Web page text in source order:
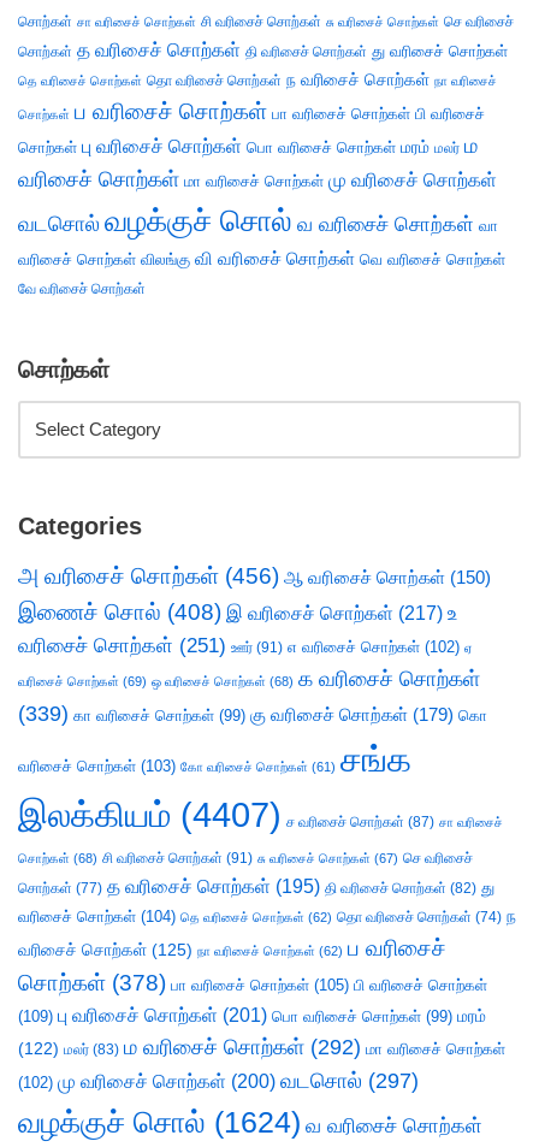
சொற்கள் சா வரிசைச் சொற்கள் சி வரிசைச் சொற்கள் சு வரிசைச் சொற்கள் செ வரிசைச்
சொற்கள் த வரிசைச் சொற்கள் தி வரிசைச் சொற்கள் து வரிசைச் சொற்கள்
தெ வரிசைச் சொற்கள் தொ வரிசைச் சொற்கள் ந வரிசைச் சொற்கள் நா வரிசைச்
சொற்கள் ப வரிசைச் சொற்கள் பா வரிசைச் சொற்கள் பி வரிசைச்
சொற்கள் பு வரிசைச் சொற்கள் பொ வரிசைச் சொற்கள் மரம் மலர் ம
வரிசைச் சொற்கள் மா வரிசைச் சொற்கள் மு வரிசைச் சொற்கள்
வடசொல் வழக்குச் சொல் வ வரிசைச் சொற்கள் வா
வரிசைச் சொற்கள் விலங்கு வி வரிசைச் சொற்கள் வெ வரிசைச் சொற்கள்
வே வரிசைச் சொற்கள்
சொற்கள்
Categories
அ வரிசைச் சொற்கள் (456) ஆ வரிசைச் சொற்கள் (150)
இணைச் சொல் (408) இ வரிசைச் சொற்கள் (217) உ
வரிசைச் சொற்கள் (251) ஊர் (91) எ வரிசைச் சொற்கள் (102) ஏ
வரிசைச் சொற்கள் (69) ஒ வரிசைச் சொற்கள் (68) க வரிசைச் சொற்கள்
(339) கா வரிசைச் சொற்கள் (99) கு வரிசைச் சொற்கள் (179) கொ
வரிசைச் சொற்கள் (103) கோ வரிசைச் சொற்கள் (61) சங்க
இலக்கியம் (4407) ச வரிசைச் சொற்கள் (87) சா வரிசைச்
சொற்கள் (68) சி வரிசைச் சொற்கள் (91) சு வரிசைச் சொற்கள் (67) செ வரிசைச்
சொற்கள் (77) த வரிசைச் சொற்கள் (195) தி வரிசைச் சொற்கள் (82) து
வரிசைச் சொற்கள் (104) தெ வரிசைச் சொற்கள் (62) தொ வரிசைச் சொற்கள் (74) ந
வரிசைச் சொற்கள் (125) நா வரிசைச் சொற்கள் (62) ப வரிசைச்
சொற்கள் (378) பா வரிசைச் சொற்கள் (105) பி வரிசைச் சொற்கள்
(109) பு வரிசைச் சொற்கள் (201) பொ வரிசைச் சொற்கள் (99) மரம்
(122) மலர் (83) ம வரிசைச் சொற்கள் (292) மா வரிசைச் சொற்கள்
(102) மு வரிசைச் சொற்கள் (200) வடசொல் (297)
வழக்குச் சொல் (1624) வ வரிசைச் சொற்கள்